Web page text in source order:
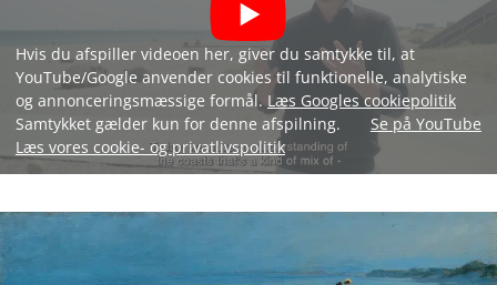
Hvis du afspiller videoen her, giver du samtykke til, at
YouTube/Google anvender cookies til funktionelle, analytiske
og annonceringsmæssige formål. Læs Googles cookiepolitik
Samtykket gælder kun for denne afspilning.
Læs vores cookie- og privatlivspolitik
Se på YouTube